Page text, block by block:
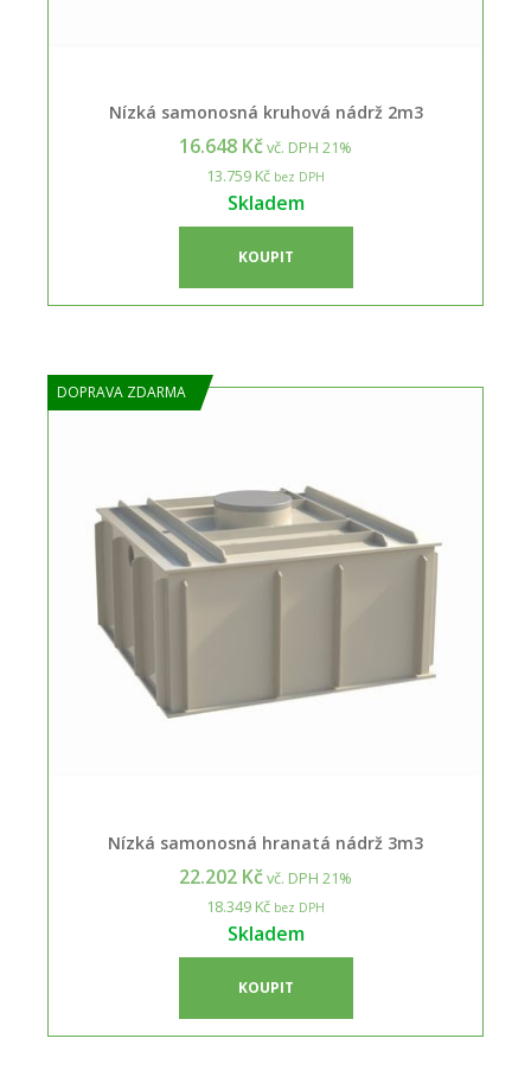
Nízká samonosná kruhová nádrž 2m3
16.648 Kčvč. DPH 21%
13.759 Kč bez DPH
Skladem
KOUPIT
DOPRAVA ZDARMA
Nízká samonosná hranatá nádrž 3m3
22.202 Kčvč. DPH 21%
18.349 Kč bez DPH
Skladem
KOUPIT